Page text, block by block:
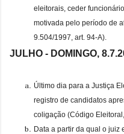
eleitorais, ceder
motivada pelo período de
9.504/1997, art. 94-A).
JULHO - DOMINGO, 8.7.
Último dia para a Justiça
registro de candidatos
coligação (Código
Data a partir da qual o